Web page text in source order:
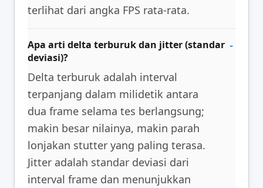
terlihat dari angka FPS rata-rata.
Apa arti delta terburuk dan jitter (standar
deviasi)?
Delta terburuk adalah interval
terpanjang dalam milidetik antara
dua frame selama tes berlangsung;
makin besar nilainya, makin parah
lonjakan stutter yang paling terasa.
Jitter adalah standar deviasi dari
interval frame dan menunjukkan